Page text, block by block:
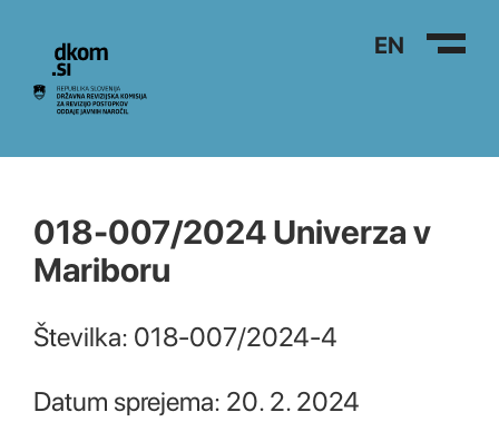
Na vsebino EN
018-007/2024 Univerza v
Mariboru
Številka: 018-007/2024-4
Datum sprejema: 20. 2. 2024